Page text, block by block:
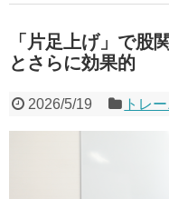
「片足上げ」で股
とさらに効果的
2026/5/19 トレ